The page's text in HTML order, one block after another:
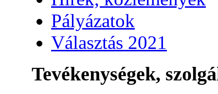
Pályázatok
Választás 2021
Tevékenységek,